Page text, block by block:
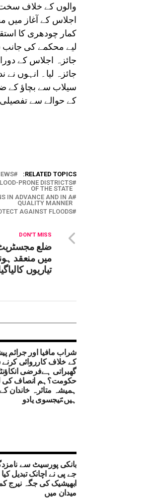
والوں کے خلاف سخت
اجلاس کے آغاز میں
کمار چودھری کا
لیے محکمے کی جانب
جائزہ اجلاس کے
جائزہ لیا۔ انہوں
سیلاب سے بچاؤ کے
کے حوالے سے تفصیلی
RELATED TOPICS:
PRONE DISTRICTS
OF THE STATE
IN ADVANCE AND IN A
QUALITY MANNER
AGAINST FLOODS
DON'T MISS
ضلع
میں منعقد
تیاریوں
شراب مافیا اور جرائم
کے خلاف کارروائی
گھبراتی ہےفرضی
حکومت؟ہم انصاف کی
ہمیشہ متاثرہ خاندان
ہیں:تیجسوی یادو
بانکی پورسیٹ سے
جے پی نے اچانک تبدیل کیا
ابھیشیک کی جگہ نیرج
میدان میں